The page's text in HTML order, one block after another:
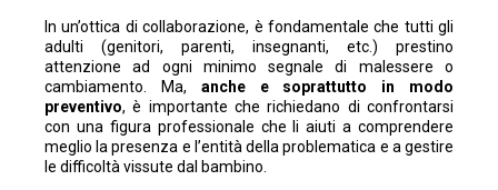
In un’ottica di collaborazione, è fondamentale che tutti gli
adulti (genitori, parenti, insegnanti, etc.) prestino
attenzione ad ogni minimo segnale di malessere o
cambiamento. Ma, anche e soprattutto in modo
preventivo, è importante che richiedano di confrontarsi
con una figura professionale che li aiuti a comprendere
meglio la presenza e l’entità della problematica e a gestire
le difficoltà vissute dal bambino.